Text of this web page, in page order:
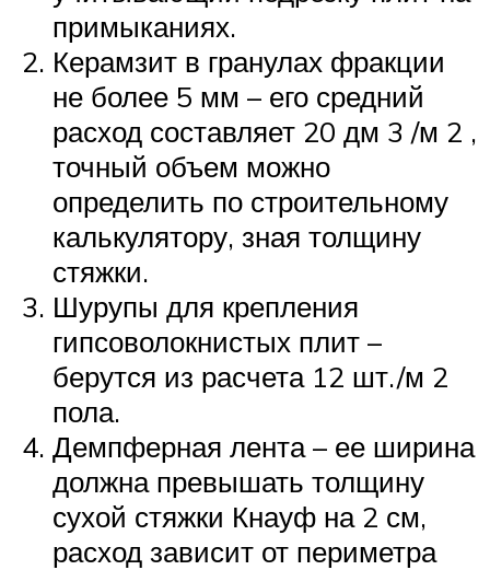
примыканиях.
Керамзит в гранулах фракции
не более 5 мм – его средний
расход составляет 20 дм 3 /м 2 ,
точный объем можно
определить по строительному
калькулятору, зная толщину
стяжки.
Шурупы для крепления
гипсоволокнистых плит –
берутся из расчета 12 шт./м 2
пола.
Демпферная лента – ее ширина
должна превышать толщину
сухой стяжки Кнауф на 2 см,
расход зависит от периметра